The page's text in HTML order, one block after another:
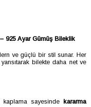
925 Ayar Gümüş Bileklik
ve güçlü bir stil sunar. Her
bilekte daha net ve
sayesinde kararma